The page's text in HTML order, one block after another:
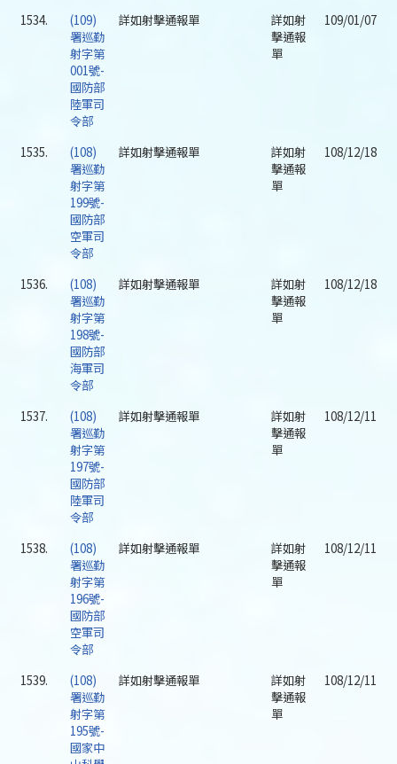
1534.
(109)
署巡勤
射字第
001號-
國防部
陸軍司
令部
詳如射擊通報單
詳如射
擊通報
單
109/01/07
1535.
(108)
署巡勤
射字第
199號-
國防部
空軍司
令部
詳如射擊通報單
詳如射
擊通報
單
108/12/18
1536.
(108)
署巡勤
射字第
198號-
國防部
海軍司
令部
詳如射擊通報單
詳如射
擊通報
單
108/12/18
1537.
(108)
署巡勤
射字第
197號-
國防部
陸軍司
令部
詳如射擊通報單
詳如射
擊通報
單
108/12/11
1538.
(108)
署巡勤
射字第
196號-
國防部
空軍司
令部
詳如射擊通報單
詳如射
擊通報
單
108/12/11
1539.
(108)
署巡勤
射字第
195號-
國家中
詳如射擊通報單
詳如射
擊通報
單
108/12/11